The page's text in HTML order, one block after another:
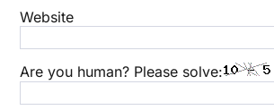
Website
Are you human? Please solve: